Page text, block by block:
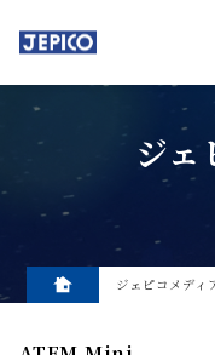
ジ
ジェピコメディ